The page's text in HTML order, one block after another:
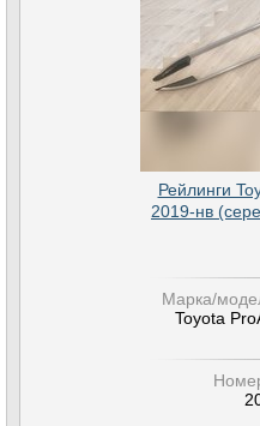
Рейлинги
2019-нв
Марка/
Toyota